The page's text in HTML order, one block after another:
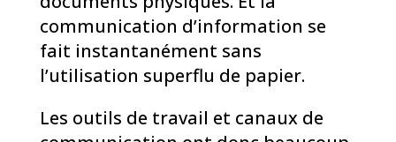
communication d’information se
fait instantanément sans
l’utilisation superflu de papier.
Les outils de travail et canaux de